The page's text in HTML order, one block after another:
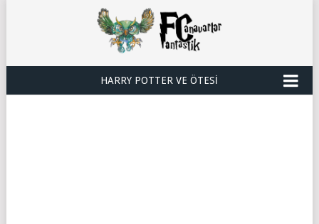
HARRY POTTER VE ÖTESI